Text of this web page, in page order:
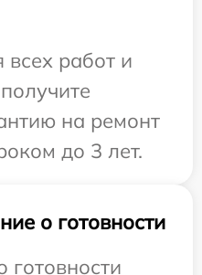
работ и
на ремонт
до 3 лет.
о готовности